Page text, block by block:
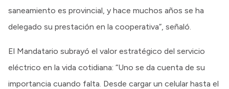
saneamiento es provincial, y hace muchos años se ha
delegado su prestación en la cooperativa”, señaló.
El Mandatario subrayó el valor estratégico del servicio
eléctrico en la vida cotidiana: “Uno se da cuenta de su
importancia cuando falta. Desde cargar un celular hasta el